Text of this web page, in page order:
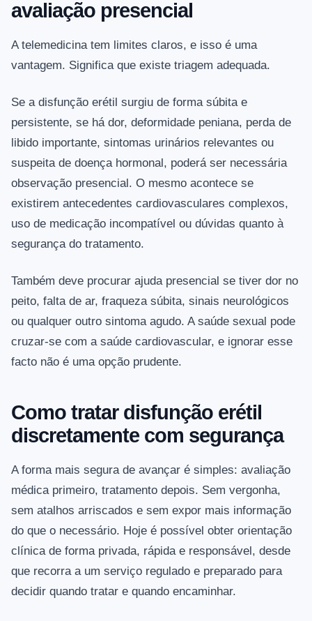
avaliação presencial
A telemedicina tem limites claros, e isso é uma
vantagem. Significa que existe triagem adequada.
Se a disfunção erétil surgiu de forma súbita e
persistente, se há dor, deformidade peniana, perda de
libido importante, sintomas urinários relevantes ou
suspeita de doença hormonal, poderá ser necessária
observação presencial. O mesmo acontece se
existirem antecedentes cardiovasculares complexos,
uso de medicação incompatível ou dúvidas quanto à
segurança do tratamento.
Também deve procurar ajuda presencial se tiver dor no
peito, falta de ar, fraqueza súbita, sinais neurológicos
ou qualquer outro sintoma agudo. A saúde sexual pode
cruzar-se com a saúde cardiovascular, e ignorar esse
facto não é uma opção prudente.
Como tratar disfunção erétil
discretamente com segurança
A forma mais segura de avançar é simples: avaliação
médica primeiro, tratamento depois. Sem vergonha,
sem atalhos arriscados e sem expor mais informação
do que o necessário. Hoje é possível obter orientação
clínica de forma privada, rápida e responsável, desde
que recorra a um serviço regulado e preparado para
decidir quando tratar e quando encaminhar.